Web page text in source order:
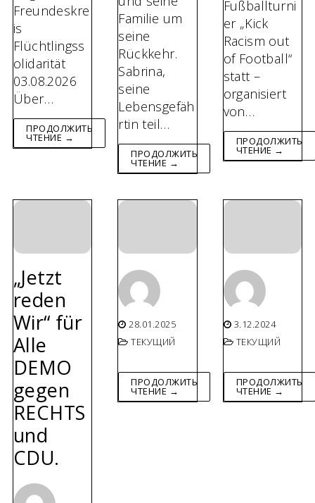
Freundeskre
is
Flüchtlingss
olidarität
03.08.2026
Über…
ПРОДОЛЖИТЬ
ЧТЕНИЕ →
Familie um
seine
Rückkehr.
Sabrina,
seine
Lebensgefäh
rtin teil…
ПРОДОЛЖИТЬ
ЧТЕНИЕ →
Fußballturni
er „Kick
Racism out
of Football“
statt –
organisiert
von…
ПРОДОЛЖИТЬ
ЧТЕНИЕ →
„Jetzt
reden
Wir“ für
Alle
DEMO
gegen
RECHTS
und
CDU.
28.01.2025
ТЕКУЩИЙ
ПРОДОЛЖИТЬ
ЧТЕНИЕ →
3.12.2024
ТЕКУЩИЙ
ПРОДОЛЖИТЬ
ЧТЕНИЕ →